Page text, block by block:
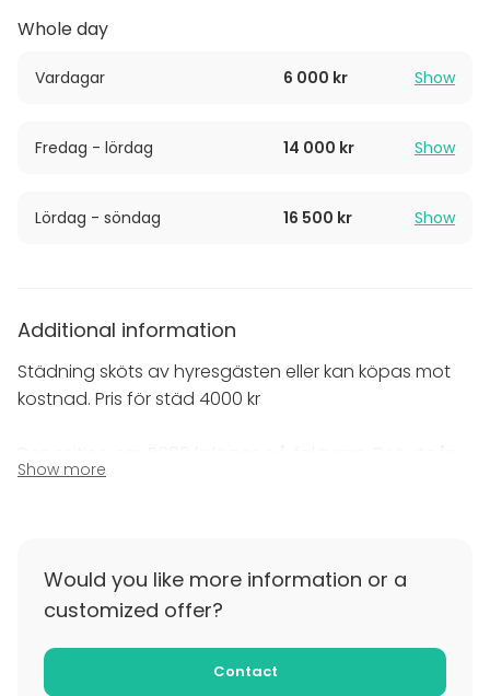
Whole day
Vardagar 6 000 kr Show
Fredag - lördag 14 000 kr Show
Lördag - söndag 16 500 kr Show
Additional information
Städning sköts av hyresgästen eller kan köpas mot
kostnad. Pris för städ 4000 kr
ingen moms på depositionen.
Vi har en åldersgräns på 30 år för att hyra.
Show more
Would you like more information or a
customized offer?
Contact